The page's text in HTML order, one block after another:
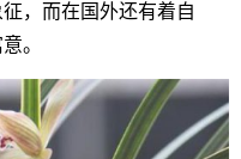
，而在国外还有着自
。